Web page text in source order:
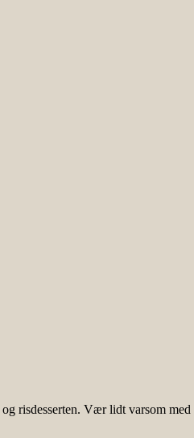
risdesserten. Vær lidt varsom